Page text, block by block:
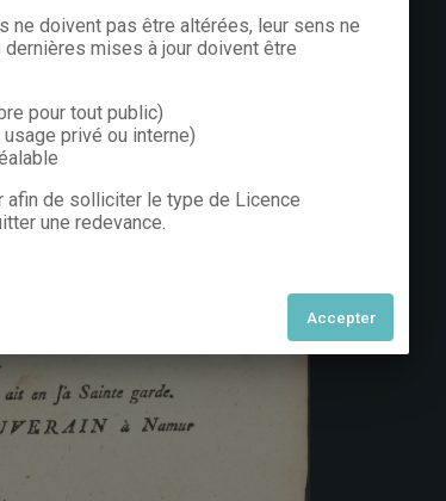
ne doivent pas être altérées, leur sens ne
mises à jour doivent être
pour tout public)
privé ou interne)
afin de solliciter le type de Licence
une redevance.